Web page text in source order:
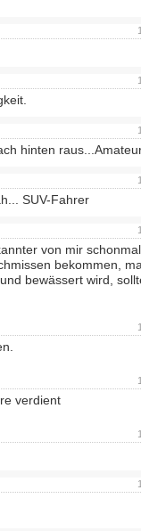
hinten
SUV-Fahrer
von mir
bekommen,
bewässert wird,
verdient